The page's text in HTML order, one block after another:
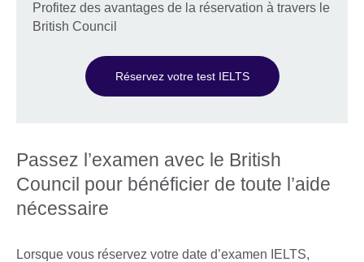
Profitez des avantages de la réservation à travers le
British Council
Réservez votre test IELTS
Passez l’examen avec le British
Council pour bénéficier de toute l’aide
nécessaire
Lorsque vous réservez votre date d’examen IELTS,